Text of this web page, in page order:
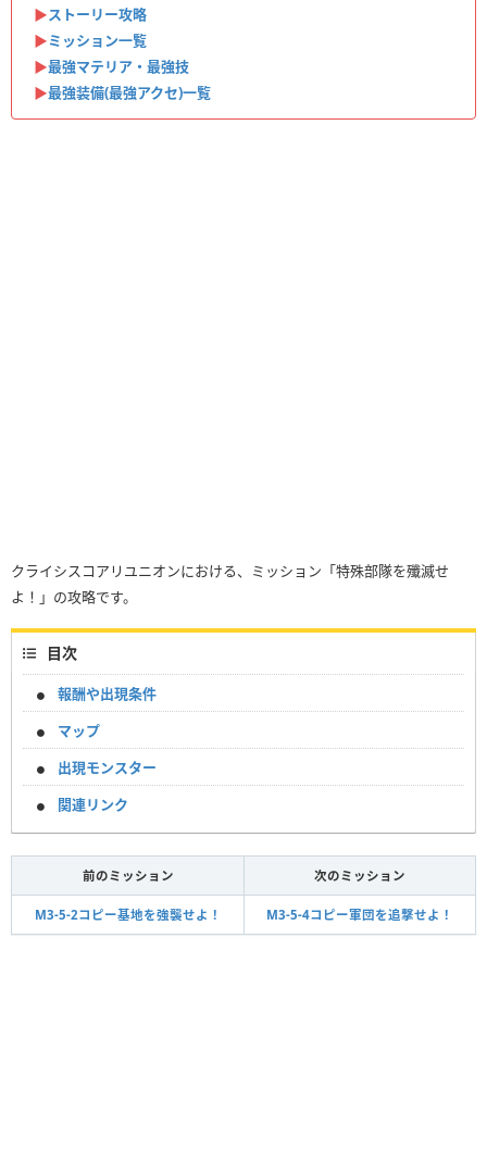
▶︎ストーリー攻略
▶︎ミッション一覧
▶︎最強マテリア・最強技
▶︎最強装備(最強アクセ)一覧
クライシスコアリユニオンにおける、ミッション「特殊部隊を殲滅せ
よ！」の攻略です。
目次
報酬や出現条件
マップ
出現モンスター
関連リンク
前のミッション 次のミッション
M3-5-2コピー基地を強襲せよ！ M3-5-4コピー軍団を追撃せよ！